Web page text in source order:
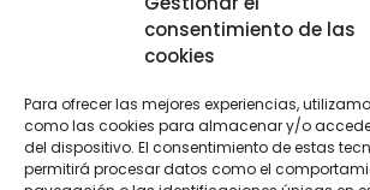
consentimiento de las
cookies
Para ofrecer las mejores experiencias,
como las cookies para almacenar y/o
del dispositivo. El consentimiento de estas
permitirá procesar datos como el
Acceso a internet ( que permita
plataforma ZOOM, desde la que
Cámara (debe estar
momento para verificar la
Micrófono y altavoces (que